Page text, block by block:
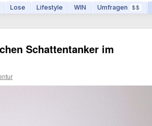
Lose Lifestyle WIN Umfragen $$
Schattentanker im